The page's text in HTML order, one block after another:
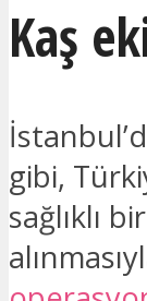
Kaş
İstanbul’d
gibi,
sağlıklı